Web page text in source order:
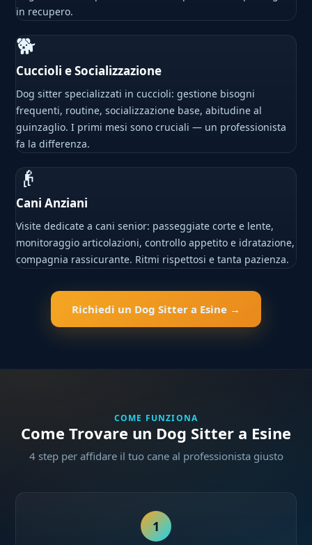
in recupero.
🐕
Cuccioli e Socializzazione
Dog sitter specializzati in cuccioli: gestione bisogni
frequenti, routine, socializzazione base, abitudine al
guinzaglio. I primi mesi sono cruciali — un professionista
fa la differenza.
👴
Cani Anziani
Visite dedicate a cani senior: passeggiate corte e lente,
monitoraggio articolazioni, controllo appetito e idratazione,
compagnia rassicurante. Ritmi rispettosi e tanta pazienza.
Richiedi un Dog Sitter a Esine →
COME FUNZIONA
Come Trovare un Dog Sitter a Esine
4 step per affidare il tuo cane al professionista giusto
1